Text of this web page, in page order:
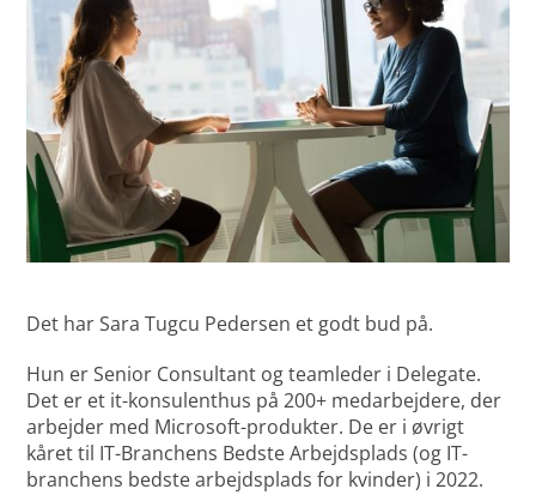
Det har Sara Tugcu Pedersen et godt bud på.
Hun er Senior Consultant og teamleder i Delegate.
Det er et it-konsulenthus på 200+ medarbejdere, der
arbejder med Microsoft-produkter. De er i øvrigt
kåret til IT-Branchens Bedste Arbejdsplads (og IT-
branchens bedste arbejdsplads for kvinder) i 2022.